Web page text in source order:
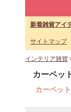
新着雑貨アイ
サイトマップ
インテリア雑貨
カーペッ
カーペッ